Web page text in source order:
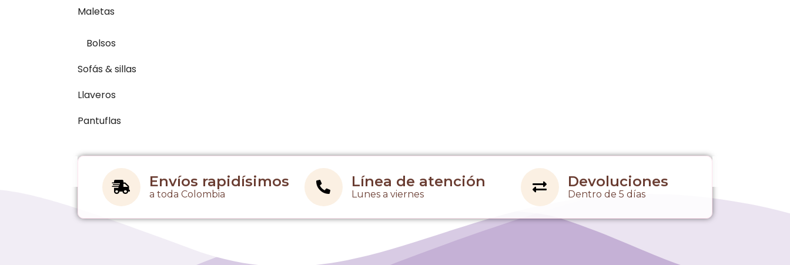
Maletas
Bolsos
Sofás & sillas
Llaveros
Pantuflas
Envíos rapidísimos
a toda Colombia
Línea de atención
Lunes a viernes
Devoluciones
Dentro de 5 días